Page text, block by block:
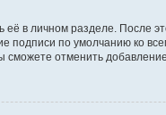
в личном разделе. После
подписи по умолчанию ко
сможете отменить